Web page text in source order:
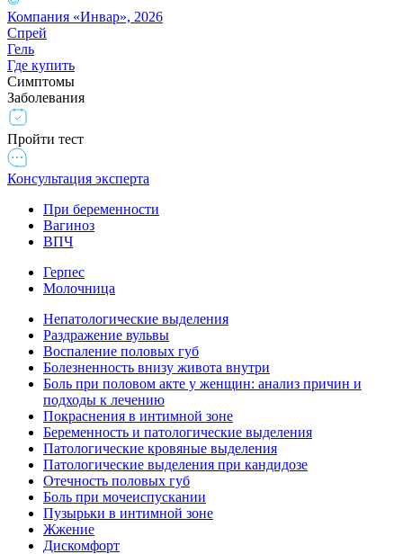
Компания «Инвар», 2026
Спрей
Гель
Где купить
Симптомы
Заболевания
Пройти тест
Консультация эксперта
При беременности
Вагиноз
ВПЧ
Герпес
Молочница
Непатологические выделения
Раздражение вульвы
Воспаление половых губ
Болезненность внизу живота внутри
Боль при половом акте у женщин: анализ причин и
подходы к лечению
Покраснения в интимной зоне
Беременность и патологические выделения
Патологические кровяные выделения
Патологические выделения при кандидозе
Отечность половых губ
Боль при мочеиспускании
Пузырьки в интимной зоне
Жжение
Дискомфорт